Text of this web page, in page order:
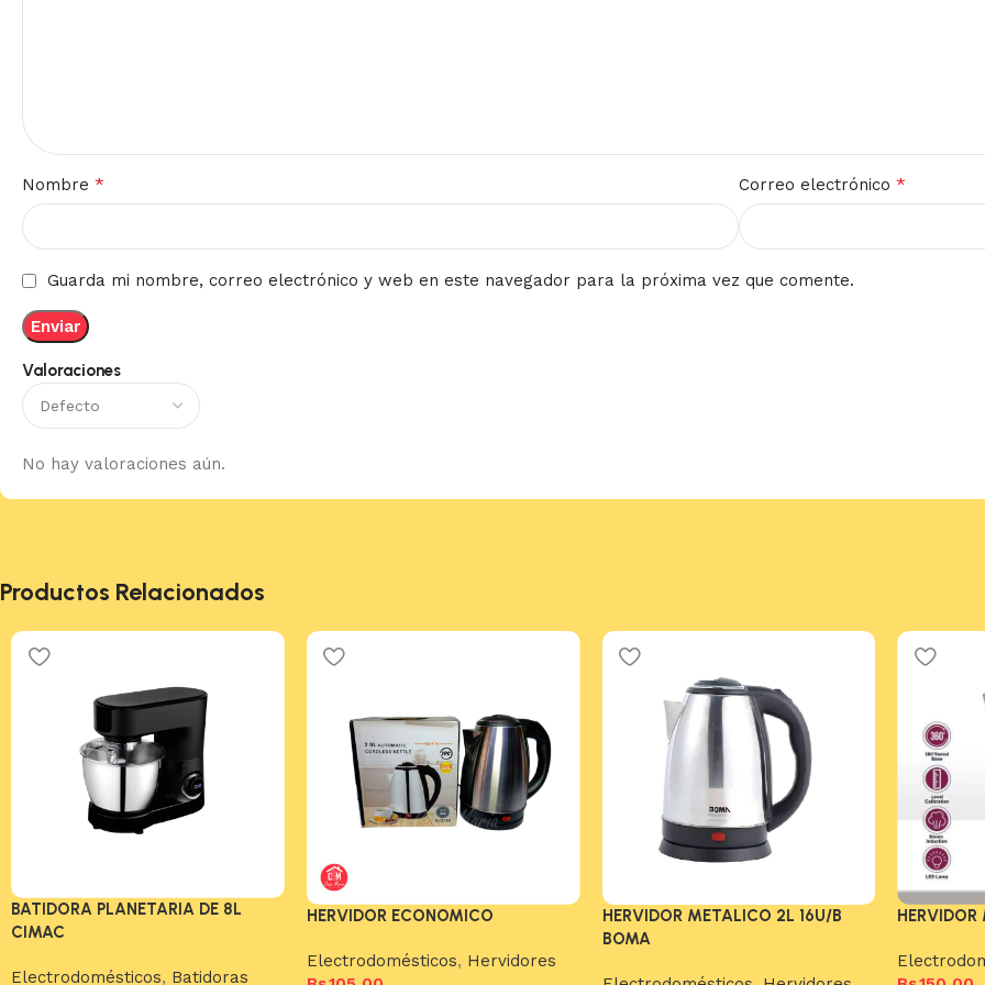
Valoraciones
No hay valoraciones aún.
Nombre * Correo electrónico *
Guarda mi nombre, correo electrónico y web en este navegador para la próxima vez que comente.
Productos Relacionados
BATIDORA PLANETARIA DE 8L
CIMAC
Electrodomésticos, Batidoras
HERVIDOR ECONOMICO
Electrodomésticos, Hervidores
HERVIDOR METALICO 2L 16U/B
BOMA